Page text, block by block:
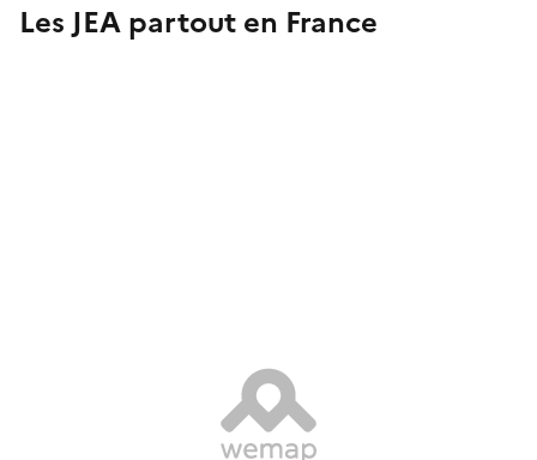
Les JEA partout en France